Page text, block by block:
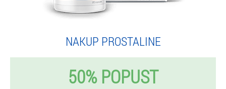
NAKUP PROSTALINE
50% POPUST